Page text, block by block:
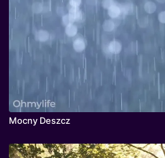
Mocny Deszcz